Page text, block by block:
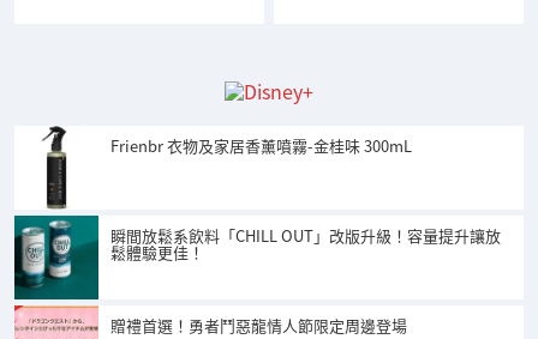
Frienbr 衣物及家居香薰噴霧-金桂味 300mL
瞬間放鬆系飲料「CHILL OUT」改版升級！容量提升讓放
鬆體驗更佳！
贈禮首選！勇者鬥惡龍情人節限定周邊登場